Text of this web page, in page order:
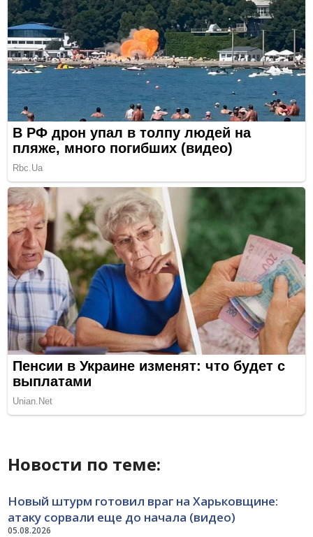
Новости по теме:
05.08.2026
Новый штурм готовил враг на Харьковщине:
атаку сорвали еще до начала (видео)